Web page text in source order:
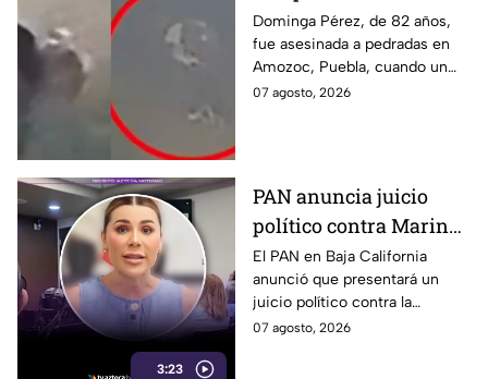
vendedora de cemitas
de 82 años mientras iba
a su casa
Dominga Pérez, de 82 años,
fue asesinada a pedradas en
Amozoc, Puebla, cuando un
sujeto le robó los 90 pesos
07 agosto, 2026
3:23
PAN anuncia juicio
político contra Marina
del Pilar y la fiscal de
Baja California
El PAN en Baja California
anunció que presentará un
juicio político contra la
gobernadora y la fiscal del
07 agosto, 2026